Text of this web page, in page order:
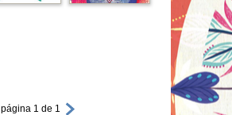
página 1 de 1